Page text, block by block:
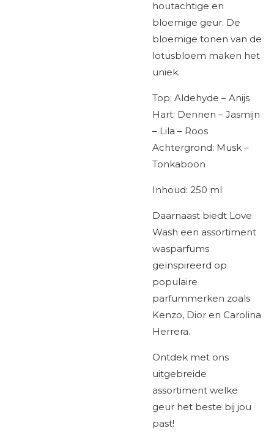
houtachtige en
bloemige geur. De
bloemige tonen van de
lotusbloem maken het
uniek.
Top: Aldehyde – Anijs
Hart: Dennen – Jasmijn
– Lila – Roos
Achtergrond: Musk –
Tonkaboon
Inhoud: 250 ml
Daarnaast biedt Love
Wash een assortiment
wasparfums
geïnspireerd op
populaire
parfummerken zoals
Kenzo, Dior en Carolina
Herrera.
Ontdek met ons
uitgebreide
assortiment welke
geur het beste bij jou
past!